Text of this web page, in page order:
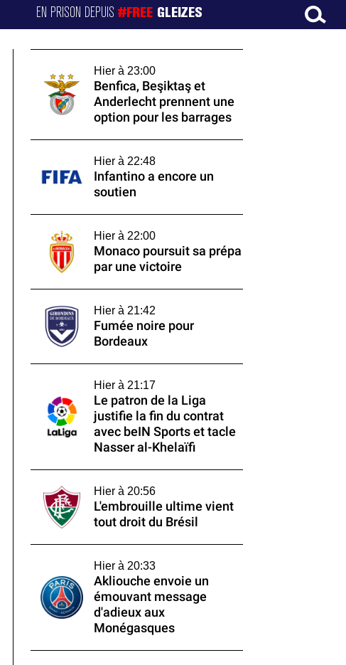
EN PRISON DEPUIS#FREE GLEIZES
Hier à 23:00
Benfica, Beşiktaş et
Anderlecht prennent une
option pour les barrages
Hier à 22:48
Infantino a encore un
soutien
Hier à 22:00
Monaco poursuit sa prépa
par une victoire
Hier à 21:42
Fumée noire pour
Bordeaux
Hier à 21:17
Le patron de la Liga
justifie la fin du contrat
avec beIN Sports et tacle
Nasser al-Khelaïfi
Hier à 20:56
L'embrouille ultime vient
tout droit du Brésil
Hier à 20:33
Akliouche envoie un
émouvant message
d'adieux aux
Monégasques